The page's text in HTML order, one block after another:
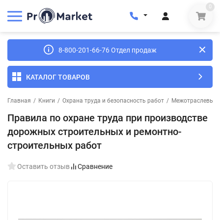
0
8-800-201-66-76 Отдел продаж
КАТАЛОГ ТОВАРОВ
Главная / Книги / Охрана труда и безопасность работ / Межотраслевые
Правила по охране труда при производстве
дорожных строительных и ремонтно-
строительных работ
Оставить отзыв Сравнение